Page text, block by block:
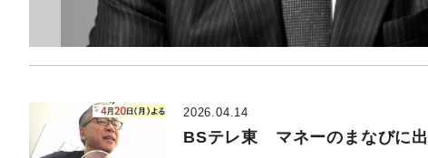
2026.04.14
BSテレ東 マネーのまなびに